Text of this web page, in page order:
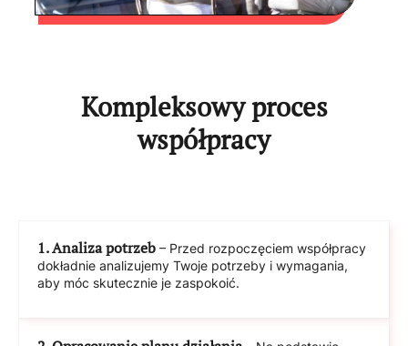
Kompleksowy proces
współpracy
1. Analiza potrzeb – Przed rozpoczęciem współpracy
dokładnie analizujemy Twoje potrzeby i wymagania,
aby móc skutecznie je zaspokoić.